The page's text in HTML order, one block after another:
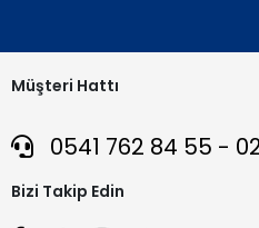
Müşteri Hattı
0541 762 84 55 -
Bizi Takip Edin